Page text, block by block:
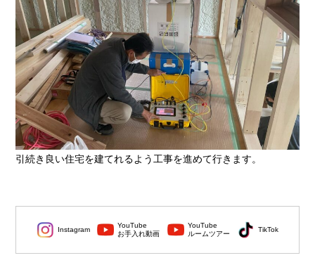
引続き良い住宅を建てれるよう工事を進めて行きます。
Instagram
YouTube
お手入れ動画
YouTube
ルームツアー
TikTok